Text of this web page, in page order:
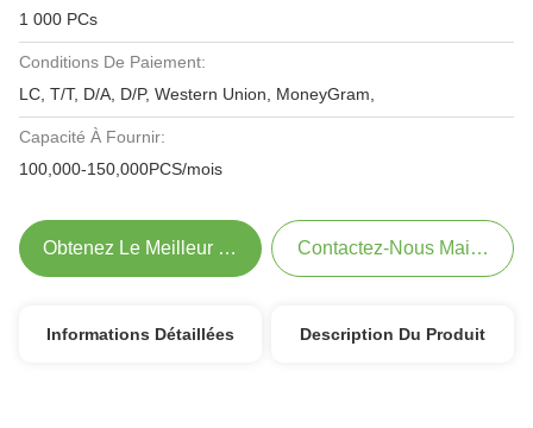
1 000 PCs
Conditions De Paiement:
LC, T/T, D/A, D/P, Western Union, MoneyGram,
Capacité À Fournir:
100,000-150,000PCS/mois
Obtenez Le Meilleur Prix Contactez-Nous Maintenant
Informations Détaillées Description Du Produit